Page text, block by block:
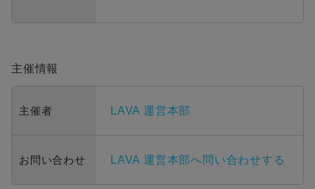
主催情報
主催者 LAVA 運営本部
お問い合わせ LAVA 運営本部へ問い合わせする